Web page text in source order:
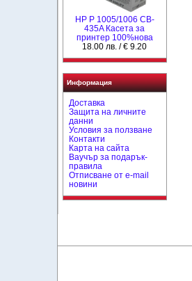
HP P 1005/1006 CB-
435A Касета за
принтер 100%нова
18.00 лв. / € 9.20
Информация
Доставка
Защита на личните
данни
Условия за ползване
Контакти
Карта на сайта
Ваучър за подарък-
правила
Отписване от e-mail
новини